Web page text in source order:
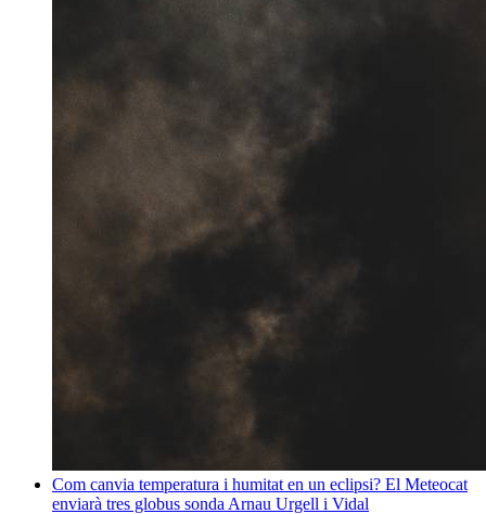
Com canvia temperatura i humitat en un eclipsi? El Meteocat
enviarà tres globus sonda Arnau Urgell i Vidal